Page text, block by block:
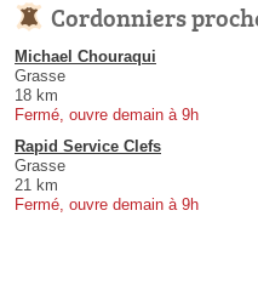
Cordonniers
Michael Chouraqui
Grasse
18 km
Fermé, ouvre demain à 9h
Rapid Service Clefs
Grasse
21 km
Fermé, ouvre demain à 9h